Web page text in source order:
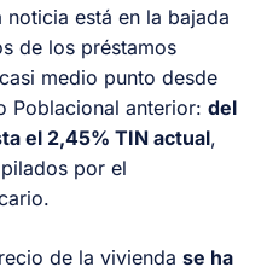
está en la bajada
de los préstamos
medio punto desde
Poblacional anterior: del
el 2,45% TIN actual,
por el
de la vivienda se ha